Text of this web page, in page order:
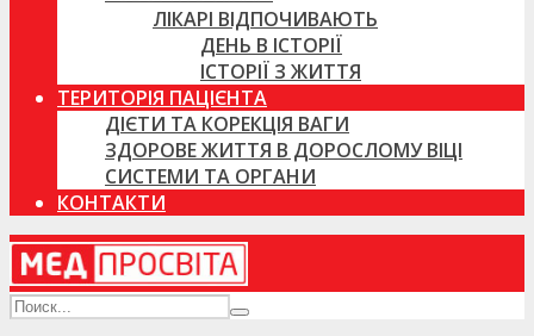
ЛІКАРІ ВІДПОЧИВАЮТЬ
ДЕНЬ В ІСТОРІЇ
ІСТОРІЇ З ЖИТТЯ
ТЕРИТОРІЯ ПАЦІЄНТА
ДІЄТИ ТА КОРЕКЦІЯ ВАГИ
ЗДОРОВЕ ЖИТТЯ В ДОРОСЛОМУ ВІЦІ
СИСТЕМИ ТА ОРГАНИ
КОНТАКТИ